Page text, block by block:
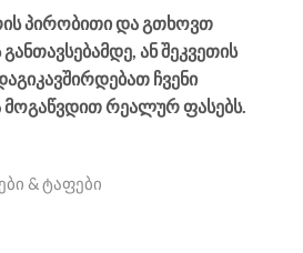
პირობითი და გთხოვთ
ან შეკვეთის
ჩვენი
რეალურ ფასებს.
& ტაფები